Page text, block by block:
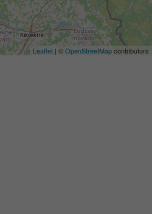
Leaflet | ©OpenStreetMapcontributors